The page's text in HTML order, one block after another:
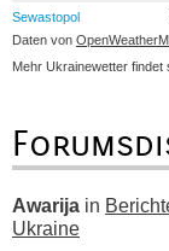
Sewastopol
Daten von
Mehr Ukrainewetter findet
Awarija in
Ukraine